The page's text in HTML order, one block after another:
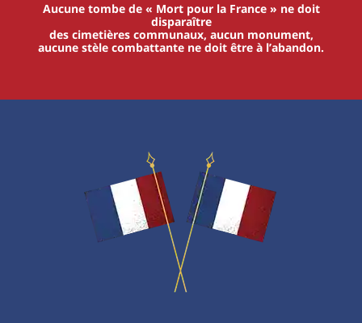
Aucune tombe de « Mort pour la France » ne doit
disparaître
des cimetières communaux, aucun monument,
aucune stèle combattante ne doit être à l’abandon.